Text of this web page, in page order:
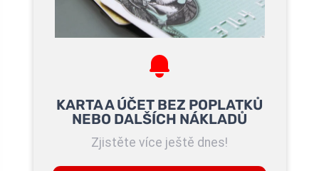
KARTA A ÚČET BEZ POPLATKŮ
NEBO DALŠÍCH NÁKLADŮ
Zjistěte více ještě dnes!